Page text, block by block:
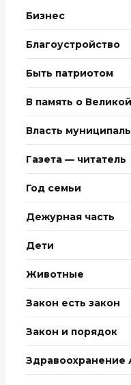
Бизнес
Благоустройство
Быть патриотом
В память о
Власть
Газета — читатель
Год семьи
Дежурная часть
Дети
Животные
Закон есть закон
Закон и порядок
Здравоохранение